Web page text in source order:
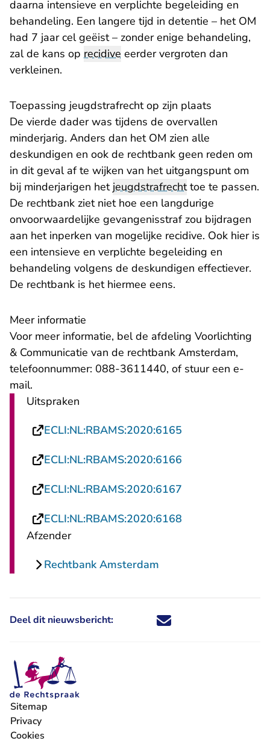
daarna intensieve en verplichte begeleiding en
behandeling. Een langere tijd in detentie – het OM
had 7 jaar cel geëist – zonder enige behandeling,
zal de kans op recidive eerder vergroten dan
verkleinen.
Toepassing jeugdstrafrecht op zijn plaats
De vierde dader was tijdens de overvallen
minderjarig. Anders dan het OM zien alle
deskundigen en ook de rechtbank geen reden om
in dit geval af te wijken van het uitgangspunt om
bij minderjarigen het jeugdstrafrechttoe te passen.
De rechtbank ziet niet hoe een langdurige
onvoorwaardelijke gevangenisstraf zou bijdragen
aan het inperken van mogelijke recidive. Ook hier is
een intensieve en verplichte begeleiding en
behandeling volgens de deskundigen effectiever.
De rechtbank is het hiermee eens.
Meer informatie
Voor meer informatie, bel de afdeling Voorlichting
& Communicatie van de rechtbank Amsterdam,
telefoonnummer: 088-3611440, of stuur een e-
mail- U verlaat Rechtspraak.nl
.
Uitspraken
ECLI:NL:RBAMS:2020:6165
ECLI:NL:RBAMS:2020:6166
ECLI:NL:RBAMS:2020:6167
ECLI:NL:RBAMS:2020:6168
Afzender
Rechtbank Amsterdam
Deel dit nieuwsbericht: Deel dit nieuwsbericht via X -
Deel dit nieuwsbericht via
Deel dit nieuwsbericht
Deel dit
Sitemap
Privacy
Cookies